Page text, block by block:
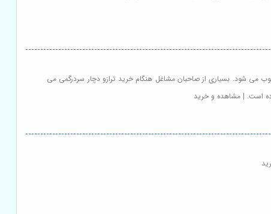
می شود. بسیاری از صاحبان مشاغل هنگام خرید ترازو دچار سردرگمی می
است. | مشاهده و خرید